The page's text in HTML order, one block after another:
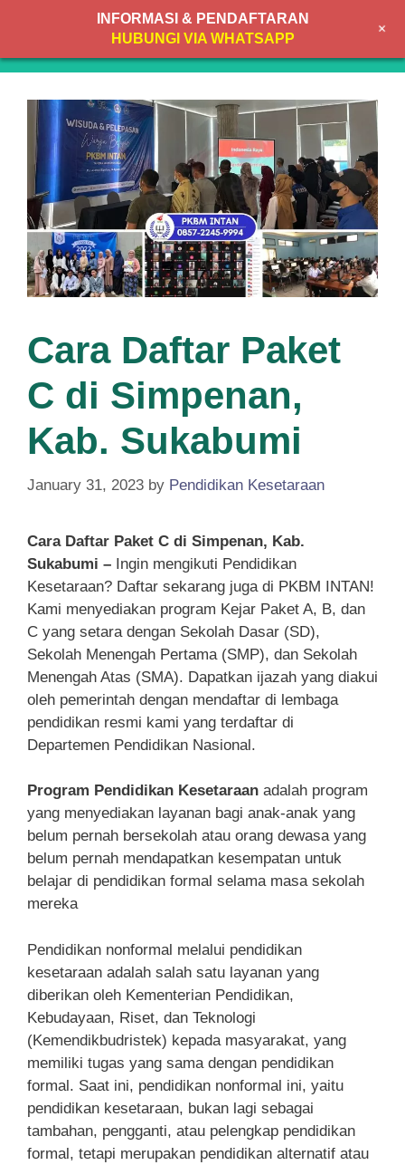
content
Cara Daftar Paket
C di Simpenan,
Kab. Sukabumi
January 31, 2023 by Pendidikan Kesetaraan
Cara Daftar Paket C di Simpenan, Kab.
Sukabumi – Ingin mengikuti Pendidikan
Kesetaraan? Daftar sekarang juga di PKBM INTAN!
Kami menyediakan program Kejar Paket A, B, dan
C yang setara dengan Sekolah Dasar (SD),
Sekolah Menengah Pertama (SMP), dan Sekolah
Menengah Atas (SMA). Dapatkan ijazah yang diakui
oleh pemerintah dengan mendaftar di lembaga
pendidikan resmi kami yang terdaftar di
Departemen Pendidikan Nasional.
Program Pendidikan Kesetaraan adalah program
yang menyediakan layanan bagi anak-anak yang
belum pernah bersekolah atau orang dewasa yang
belum pernah mendapatkan kesempatan untuk
belajar di pendidikan formal selama masa sekolah
mereka
Pendidikan nonformal melalui pendidikan
kesetaraan adalah salah satu layanan yang
diberikan oleh Kementerian Pendidikan,
Kebudayaan, Riset, dan Teknologi
(Kemendikbudristek) kepada masyarakat, yang
memiliki tugas yang sama dengan pendidikan
formal. Saat ini, pendidikan nonformal ini, yaitu
pendidikan kesetaraan, bukan lagi sebagai
tambahan, pengganti, atau pelengkap pendidikan
formal, tetapi merupakan pendidikan alternatif atau
INFORMASI & PENDAFTARAN
HUBUNGI VIA WHATSAPP
+